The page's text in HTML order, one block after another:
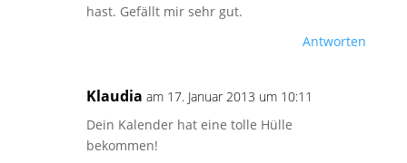
hast. Gefällt mir sehr gut.
Antworten
Klaudia am 17. Januar 2013 um 10:11
Dein Kalender hat eine tolle Hülle
bekommen!